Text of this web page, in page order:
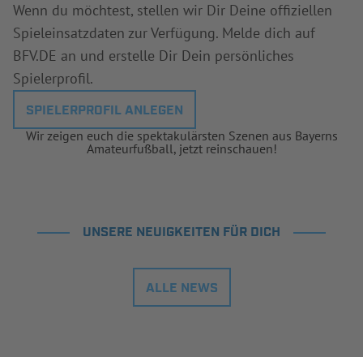
Wenn du möchtest, stellen wir Dir Deine offiziellen
Spieleinsatzdaten zur Verfügung. Melde dich auf
BFV.DE an und erstelle Dir Dein persönliches
Spielerprofil.
SPIELERPROFIL ANLEGEN
Wir zeigen euch die spektakulärsten Szenen aus Bayerns
Amateurfußball, jetzt reinschauen!
UNSERE NEUIGKEITEN FÜR DICH
ALLE NEWS